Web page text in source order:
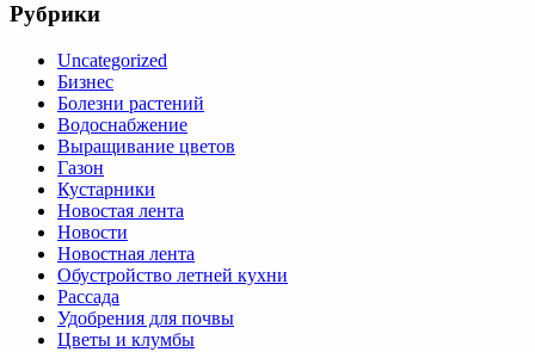
Рубрики
Uncategorized
Бизнес
Болезни растений
Водоснабжение
Выращивание цветов
Газон
Кустарники
Новостая лента
Новости
Новостная лента
Обустройство летней кухни
Рассада
Удобрения для почвы
Цветы и клумбы